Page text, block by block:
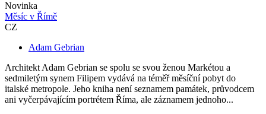
Novinka
Měsíc v Římě
CZ
Adam Gebrian
Architekt Adam Gebrian se spolu se svou ženou Markétou a
sedmiletým synem Filipem vydává na téměř měsíční pobyt do
italské metropole. Jeho kniha není seznamem památek, průvodcem
ani vyčerpávajícím portrétem Říma, ale záznamem jednoho...